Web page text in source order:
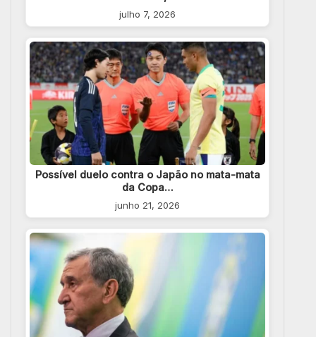
julho 7, 2026
Possível duelo contra o Japão no mata-mata
da Copa…
junho 21, 2026